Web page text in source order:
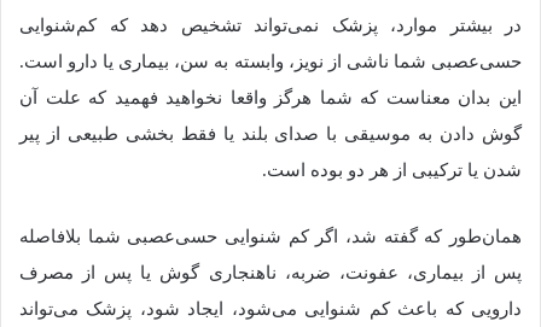
در بیشتر موارد، پزشک نمی‌تواند تشخیص دهد که کم‌شنوایی
حسی‌عصبی شما ناشی از نویز، وابسته به سن، بیماری یا دارو است.
این بدان معناست که شما هرگز واقعا نخواهید فهمید که علت آن
گوش دادن به موسیقی با صدای بلند یا فقط بخشی طبیعی از پیر
شدن یا ترکیبی از هر دو بوده است.
همان‌طور که گفته شد، اگر کم شنوایی حسی‌عصبی شما بلافاصله
پس از بیماری، عفونت، ضربه، ناهنجاری گوش یا پس از مصرف
دارویی که باعث کم شنوایی می‌شود، ایجاد شود، پزشک می‌تواند